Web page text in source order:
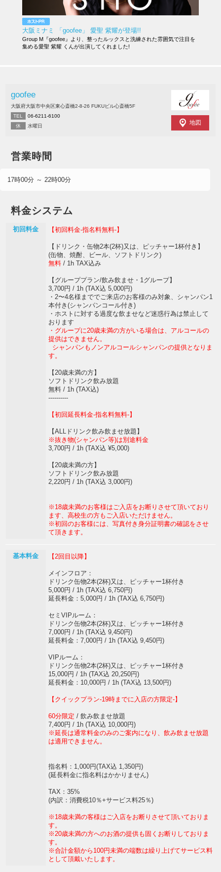
大阪ミナミ 「goofee」 愛聖 紫耀が登場!!
Group M『goofee』より、整ったルックスと洗練された雰囲気で注目を
集める愛聖 紫耀 くんが出演してくれました!
goofee
大阪府大阪市中央区東心斎橋2-8-26 FUKUビル心斎橋5F
TEL
06-6211-6100
休
水曜日 地図
営業時間
17時00分 ～ 22時00分
料金システム
初回料金 【初回料金-指名料無料-】
【ドリンク・缶物2本(2杯)又は、ピッチャー1杯付き】
(缶物、焼酎、ビール、ソフトドリンク)
無料/ 1h TAX込み
【グループプラン/飲み飲ませ・1グループ】
3,700円 / 1h (TAX込 5,000円)
・2〜4名様まででご来店のお客様のみ対象、シャンパン1
本付き(シャンパンコール付き)
・ホストに対する過度な飲ませなど迷惑行為は禁止して
おります
・グループに20歳未満の方がいる場合は、アルコールの
提供はできません。
シャンパンもノンアルコールシャンパンの提供となりま
す。
【20歳未満の方】
ソフトドリンク飲み放題
無料 / 1h (TAX込)
----------
【初回延長料金-指名料無料-】
【ALLドリンク飲み飲ませ放題】
※抜き物(シャンパン等)は別途料金
3,700円 / 1h (TAX込 ¥5,000)
【20歳未満の方】
ソフトドリンク飲み放題
2,220円 / 1h (TAX込 3,000円)
※18歳未満のお客様はご入店をお断りさせて頂いており
ます、高校生の方もご入店いただけません。
※初回のお客様には、写真付き身分証明書の確認をさせ
て頂きます。
基本料金 【2回目以降】
メインフロア：
ドリンク缶物2本(2杯)又は、ピッチャー1杯付き
5,000円 / 1h (TAX込 6,750円)
延長料金：5,000円 / 1h (TAX込 6,750円)
セミVIPルーム：
ドリンク缶物2本(2杯)又は、ピッチャー1杯付き
7,000円 / 1h (TAX込 9,450円)
延長料金：7,000円 / 1h (TAX込 9,450円)
VIPルーム：
ドリンク缶物2本(2杯)又は、ピッチャー1杯付き
15,000円 / 1h (TAX込 20,250円)
延長料金：10,000円 / 1h (TAX込 13,500円)
【クイックプラン-19時までに入店の方限定-】
60分限定 / 飲み飲ませ放題
7,400円 / 1h (TAX込 10,000円)
※延長は通常料金のみのご案内になり、飲み飲ませ放題
は適用できません。
指名料：1,000円(TAX込 1,350円)
(延長料金に指名料はかかりません)
TAX：35%
(内訳：消費税10％+サービス料25％)
※18歳未満の客様はご入店をお断りさせて頂いておりま
す。
※20歳未満の方へのお酒の提供も固くお断りしておりま
す。
※合計金額から100円未満の端数は繰り上げてサービス料
として頂戴いたします。